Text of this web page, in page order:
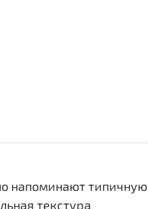
напоминают типичную
текстура